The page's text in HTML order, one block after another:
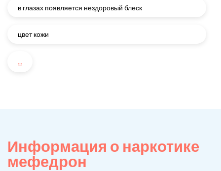
в глазах появляется нездоровый блеск
цвет кожи
...
Информация о наркотике
мефедрон